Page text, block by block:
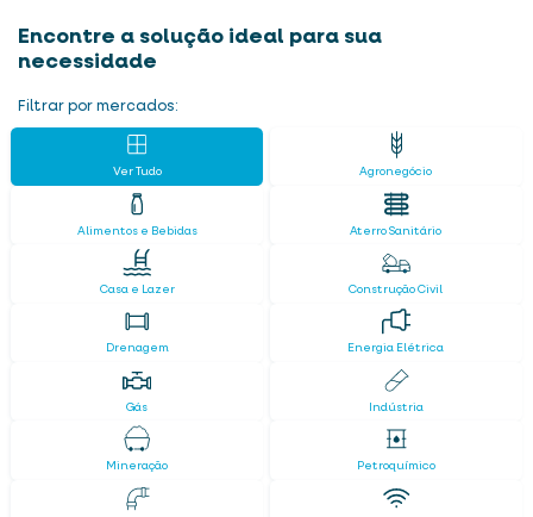
Encontre a solução ideal para sua
necessidade
Filtrar por mercados:
Ver Tudo Agronegócio
Alimentos e Bebidas Aterro Sanitário
Casa e Lazer Construção Civil
Drenagem Energia Elétrica
Gás Indústria
Mineração Petroquímico